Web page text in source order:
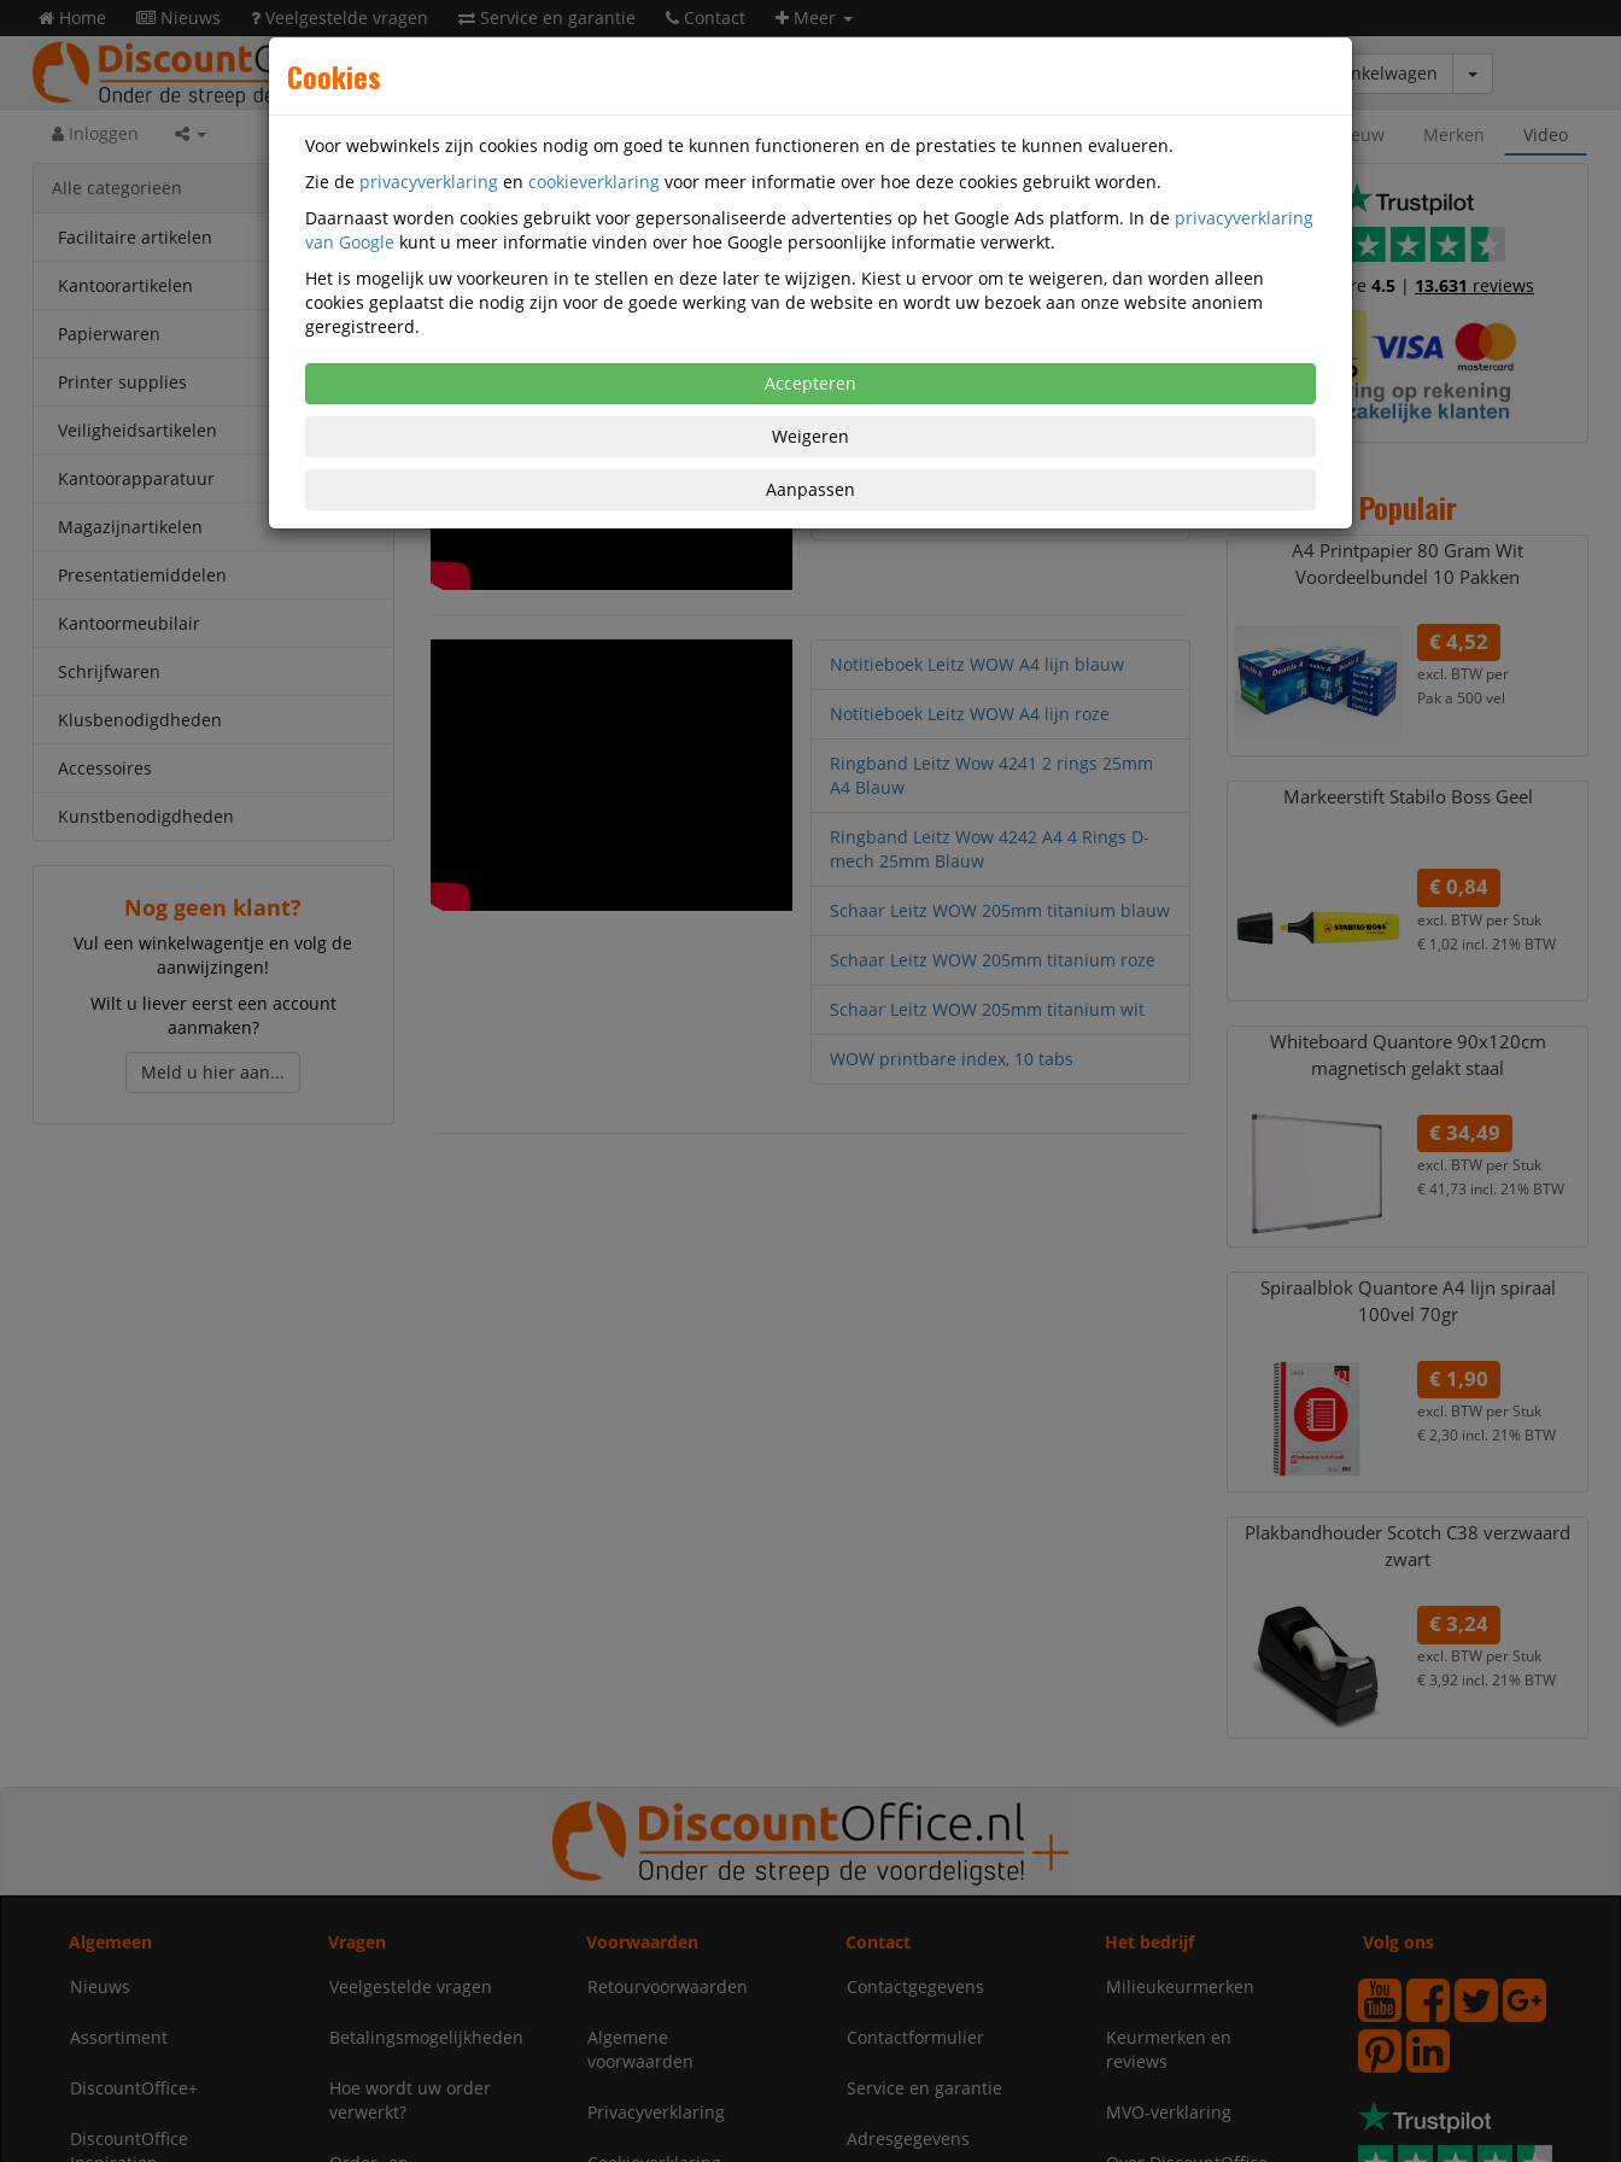
Winkelwagen
Home Nieuws Veelgestelde vragen Service en garantie Contact Meer
Inloggen Nieuw Merken Video
Alle categorieën
Facilitaire artikelen
Kantoorartikelen
Papierwaren
Printer supplies
Veiligheidsartikelen
Kantoorapparatuur
Magazijnartikelen
Presentatiemiddelen
Kantoormeubilair
Schrijfwaren
Klusbenodigdheden
Accessoires
Kunstbenodigdheden
Nog geen klant?
Vul een winkelwagentje en volg de
aanwijzingen!
Wilt u liever eerst een account
aanmaken?
Meld u hier aan...
Ringbanden Video's
Alle video's
25mm PP blauw
25mm PP geel
Ringband Leitz Cosy A4 2-rings O-mech
Notitieboek Leitz WOW A4 lijn blauw
Notitieboek Leitz WOW A4 lijn roze
Ringband Leitz Wow 4241 2 rings 25mm
A4 Blauw
Ringband Leitz Wow 4242 A4 4 Rings D-
mech 25mm Blauw
Schaar Leitz WOW 205mm titanium blauw
Schaar Leitz WOW 205mm titanium roze
Schaar Leitz WOW 205mm titanium wit
WOW printbare index, 10 tabs
Trustscore4.5 | 13.631 reviews
Populair
A4 Printpapier 80 Gram Wit
Voordeelbundel 10 Pakken
€ 4,52
excl. BTW per
Pak a 500 vel
Markeerstift Stabilo Boss Geel
€ 0,84
excl. BTW per Stuk
€ 1,02 incl. 21% BTW
Whiteboard Quantore 90x120cm
magnetisch gelakt staal
€ 34,49
excl. BTW per Stuk
€ 41,73 incl. 21% BTW
Spiraalblok Quantore A4 lijn spiraal
100vel 70gr
€ 1,90
excl. BTW per Stuk
€ 2,30 incl. 21% BTW
Plakbandhouder Scotch C38 verzwaard
zwart
€ 3,24
excl. BTW per Stuk
€ 3,92 incl. 21% BTW
Algemeen
Nieuws
Assortiment
DiscountOffice+
DiscountOffice
Vragen
Veelgestelde vragen
Betalingsmogelijkheden
Hoe wordt uw order
verwerkt?
Voorwaarden
Retourvoorwaarden
Algemene
voorwaarden
Privacyverklaring
Contact
Contactgegevens
Contactformulier
Service en garantie
Adresgegevens
Het bedrijf
Milieukeurmerken
Keurmerken en
reviews
MVO-verklaring
Volg ons
Cookies
Voor webwinkels zijn cookies nodig om goed te kunnen functioneren en de prestaties te kunnen evalueren.
Zie de privacyverklaring en cookieverklaring voor meer informatie over hoe deze cookies gebruikt worden.
Daarnaast worden cookies gebruikt voor gepersonaliseerde advertenties op het Google Ads platform. In de privacyverklaring
van Google kunt u meer informatie vinden over hoe Google persoonlijke informatie verwerkt.
Het is mogelijk uw voorkeuren in te stellen en deze later te wijzigen. Kiest u ervoor om te weigeren, dan worden alleen
cookies geplaatst die nodig zijn voor de goede werking van de website en wordt uw bezoek aan onze website anoniem
geregistreerd.
Accepteren
Weigeren
Aanpassen